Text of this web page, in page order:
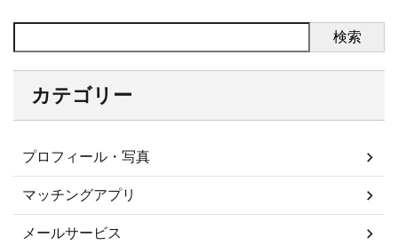
検索
カテゴリー
プロフィール・写真
マッチングアプリ
メールサービス